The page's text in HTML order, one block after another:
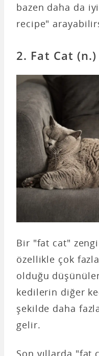
bazen daha da
recipe"
2. Fat Cat (n.)
Bir "fat cat"
özellikle çok
olduğu
kedilerin diğer
şekilde daha
gelir.